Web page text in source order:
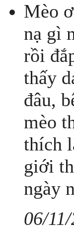
Mèo
nạ gì
rồi
thấy
đâu,
mèo
thích
giới
ngày
06/